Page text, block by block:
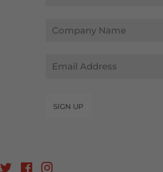
SIGN UP
TwitterFacebook